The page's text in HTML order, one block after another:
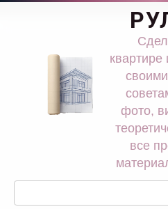
Перейти
фото,
все
Поиск: